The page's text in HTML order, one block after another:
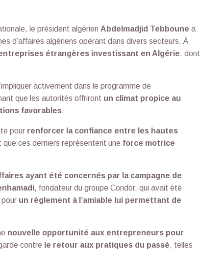
le président algérien Abdelmadjid Tebboune a
d’affaires algériens opérant dans divers secteurs. À
étrangères investissant en Algérie, dont
activement dans le programme de
que les autorités offriront un climat propice au
favorables.
pour renforcer la confiance entre les hautes
que ces derniers représentent une force motrice
ayant été concernés par la campagne de
, fondateur du groupe Condor, qui avait été
un règlement à l’amiable lui permettant de
nouvelle opportunité aux entrepreneurs pour
contre le retour aux pratiques du passé, telles